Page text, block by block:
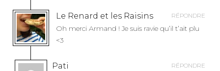
T
I
C
L
E
Le Renard et les Raisins RÉPONDRE
Oh merci Armand ! Je suis ravie qu’il t’ait plu
<3
Pati RÉPONDRE